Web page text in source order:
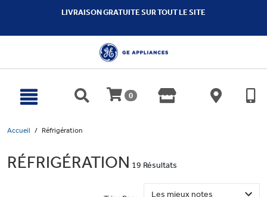
LIVRAISON GRATUITE SUR TOUT LE SITE
0
Accueil Réfrigération
RÉFRIGÉRATION 19 Résultats